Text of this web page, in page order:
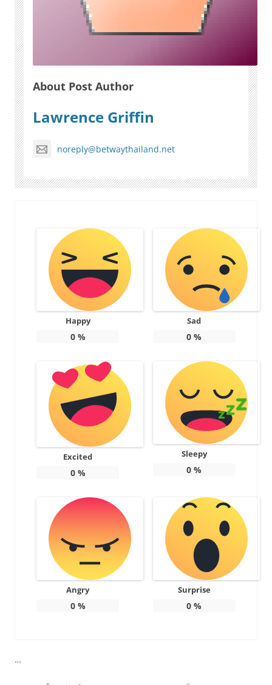
About Post Author
Lawrence Griffin
noreply@betwaythailand.net
Happy
0%
Sad
0 %
Excited
0%
Sleepy
0 %
Angry
0%
Surprise
0 %
…